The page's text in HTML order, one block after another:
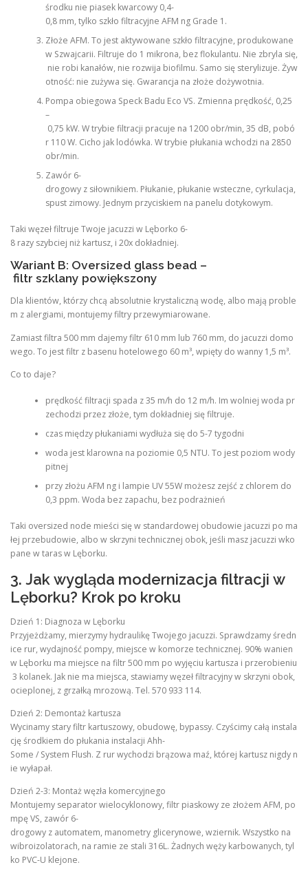
środku nie piasek kwarcowy 0,4-
0,8 mm, tylko szkło filtracyjne AFM ng Grade 1.
Złoże AFM. To jest aktywowane szkło filtracyjne, produkowane
w Szwajcarii. Filtruje do 1 mikrona, bez flokulantu. Nie zbryla się,
nie robi kanałów, nie rozwija biofilmu. Samo się sterylizuje. Żyw
otność: nie zużywa się. Gwarancja na złoże dożywotnia.
Pompa obiegowa Speck Badu Eco VS. Zmienna prędkość, 0,25
–
0,75 kW. W trybie filtracji pracuje na 1200 obr/min, 35 dB, pobó
r 110 W. Cicho jak lodówka. W trybie płukania wchodzi na 2850
obr/min.
Zawór 6-
drogowy z siłownikiem. Płukanie, płukanie wsteczne, cyrkulacja,
spust zimowy. Jednym przyciskiem na panelu dotykowym.
Taki węzeł filtruje Twoje jacuzzi w Lęborko 6-
8 razy szybciej niż kartusz, i 20x dokładniej.
Wariant B: Oversized glass bead –
filtr szklany powiększony
Dla klientów, którzy chcą absolutnie krystaliczną wodę, albo mają proble
m z alergiami, montujemy filtry przewymiarowane.
Zamiast filtra 500 mm dajemy filtr 610 mm lub 760 mm, do jacuzzi domo
wego. To jest filtr z basenu hotelowego 60 m³, wpięty do wanny 1,5 m³.
Co to daje?
prędkość filtracji spada z 35 m/h do 12 m/h. Im wolniej woda pr
zechodzi przez złoże, tym dokładniej się filtruje.
czas między płukaniami wydłuża się do 5-7 tygodni
woda jest klarowna na poziomie 0,5 NTU. To jest poziom wody
pitnej
przy złożu AFM ng i lampie UV 55W możesz zejść z chlorem do
0,3 ppm. Woda bez zapachu, bez podrażnień
Taki oversized node mieści się w standardowej obudowie jacuzzi po ma
łej przebudowie, albo w skrzyni technicznej obok, jeśli masz jacuzzi wko
pane w taras w Lęborku.
3. Jak wygląda modernizacja filtracji w
Lęborku? Krok po kroku
Dzień 1: Diagnoza w Lęborku
Przyjeżdżamy, mierzymy hydraulikę Twojego jacuzzi. Sprawdzamy średn
ice rur, wydajność pompy, miejsce w komorze technicznej. 90% wanien
w Lęborku ma miejsce na filtr 500 mm po wyjęciu kartusza i przerobieniu
3 kolanek. Jak nie ma miejsca, stawiamy węzeł filtracyjny w skrzyni obok,
ocieplonej, z grzałką mrozową. Tel. 570 933 114.
Dzień 2: Demontaż kartusza
Wycinamy stary filtr kartuszowy, obudowę, bypassy. Czyścimy całą instala
cję środkiem do płukania instalacji Ahh-
Some / System Flush. Z rur wychodzi brązowa maź, której kartusz nigdy n
ie wyłapał.
Dzień 2-3: Montaż węzła komercyjnego
Montujemy separator wielocyklonowy, filtr piaskowy ze złożem AFM, po
mpę VS, zawór 6-
drogowy z automatem, manometry glicerynowe, wziernik. Wszystko na
wibroizolatorach, na ramie ze stali 316L. Żadnych węży karbowanych, tyl
ko PVC-U klejone.